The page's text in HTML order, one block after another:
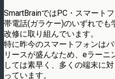
SmartBrainではPC・スマート
帯電話(ガラケー)のいずれでも
改修に取り組んでいます。
特に昨今のスマートフォンは
リースが盛んなため、eラーニ
しては素早く、多くの端末に
っています。